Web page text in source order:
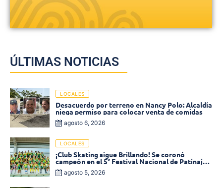
ÚLTIMAS NOTICIAS
LOCALES
Desacuerdo por terreno en Nancy Polo: Alcaldía
niega permiso para colocar venta de comidas
agosto 6, 2026
LOCALES
¡Club Skating sigue Brillando! Se coronó
campeón en el 5° Festival Nacional de Patinaje
«Soledad sobre Ruedas»
agosto 5, 2026